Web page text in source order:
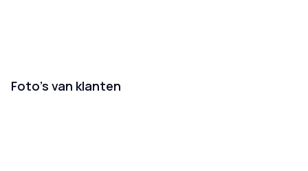
Foto’s van klanten